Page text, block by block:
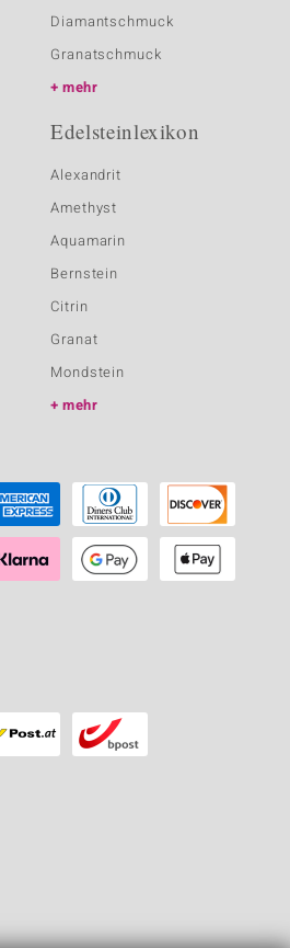
Diamantschmuck
Granatschmuck
mehr
Edelsteinlexikon
Alexandrit
Amethyst
Aquamarin
Bernstein
Citrin
Granat
Mondstein
mehr